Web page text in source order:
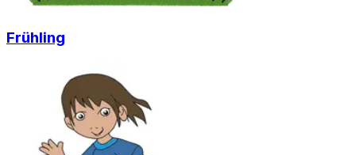
Frühling